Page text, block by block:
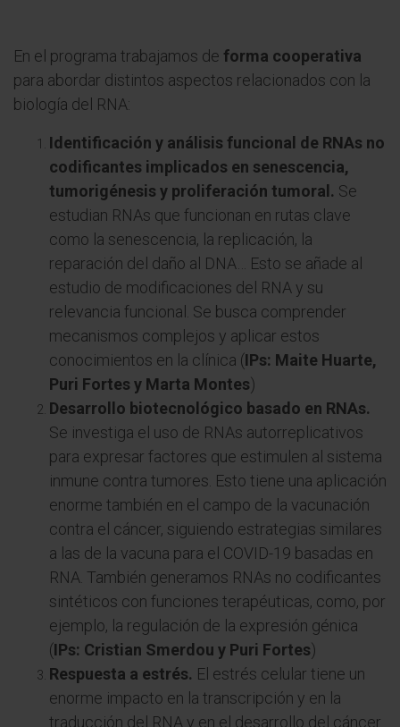
En el programa trabajamos de forma cooperativa
para abordar distintos aspectos relacionados con la
biología del RNA:
Identificación y análisis funcional de RNAs no
codificantes implicados en senescencia,
tumorigénesis y proliferación tumoral. Se
estudian RNAs que funcionan en rutas clave
como la senescencia, la replicación, la
reparación del daño al DNA… Esto se añade al
estudio de modificaciones del RNA y su
relevancia funcional. Se busca comprender
mecanismos complejos y aplicar estos
conocimientos en la clínica (IPs: Maite Huarte,
Puri Fortes y Marta Montes)
Desarrollo biotecnológico basado en RNAs.
Se investiga el uso de RNAs autorreplicativos
para expresar factores que estimulen al sistema
inmune contra tumores. Esto tiene una aplicación
enorme también en el campo de la vacunación
contra el cáncer, siguiendo estrategias similares
a las de la vacuna para el COVID-19 basadas en
RNA. También generamos RNAs no codificantes
sintéticos con funciones terapéuticas, como, por
ejemplo, la regulación de la expresión génica
(IPs: Cristian Smerdou y Puri Fortes)
Respuesta a estrés. El estrés celular tiene un
enorme impacto en la transcripción y en la
traducción del RNA y en el desarrollo del cáncer